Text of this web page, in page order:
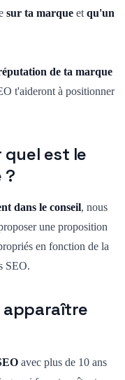
sur ta marque et qu'un
de ta marque
t'aideront à positionner
quel est le
?
dans le conseil, nous
une proposition
en fonction de la
SEO.
apparaître
avec plus de 10 ans